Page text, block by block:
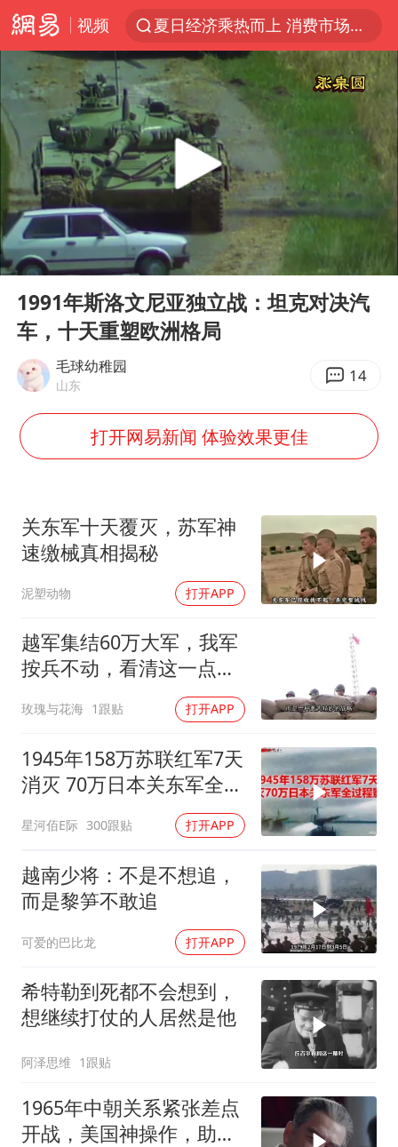
视频
夏日经济乘热而上 消费市场向新而行
白海豚对华东华北影响会大于巴威
王传君 《披荆斩棘》
哈马斯称坚持加沙停火协议路线图
于东来回应胖东来近25年老店年底关闭
独闯南太行的失联女生最后轨迹已确认
美将每月供乌爱国者拦截导弹
国足U17与阿森纳决赛取消 并列冠军
香港刷新1884年以来最高气温纪录
以军士兵把枪口对准中国记者
暑期研学游升温 在旅途中增长知识
BLG经理辟谣Bin离队
曹颖儿子首次演长剧
总书记点赞的非遗苗绣焕发新生机
Play
00:00 02:47
1991年斯洛文尼亚独立战：坦克对决汽
车，十天重塑欧洲格局
毛球幼稚园
山东 14
打开网易新闻 体验效果更佳
关东军十天覆灭，苏军神
速缴械真相揭秘
泥塑动物 打开APP
越军集结60万大军，我军
按兵不动，看清这一点便
玫瑰与花海 1跟贴 打开APP
1945年158万苏联红军7天
消灭 70万日本关东军全过
星河佰E际 300跟贴 打开APP
越南少将：不是不想追，
而是黎笋不敢追
可爱的巴比龙 打开APP
希特勒到死都不会想到，
想继续打仗的人居然是他
阿泽思维 1跟贴
1965年中朝关系紧张差点
开战，美国神操作，助两